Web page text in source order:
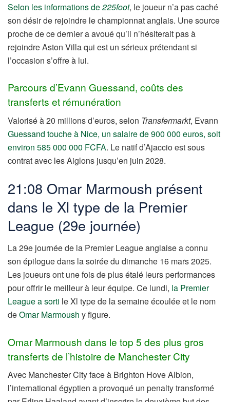
Selon les informations de225foot, le joueur n’a pas caché
son désir de rejoindre le championnat anglais. Une source
proche de ce dernier a avoué qu’il n’hésiterait pas à
rejoindre Aston Villa qui est un sérieux prétendant si
l’occasion s’offre à lui.
Parcours d’Evann Guessand, coûts des
transferts et rémunération
Valorisé à 20 millions d’euros, selon Transfermarkt, Evann
Guessand touche à Nice, un salaire de 900 000 euros, soit
environ 585 000 000 FCFA. Le natif d’Ajaccio est sous
contrat avec les Aiglons jusqu’en juin 2028.
21:08 Omar Marmoush présent
dans le Xl type de la Premier
League (29e journée)
La 29e journée de la Premier League anglaise a connu
son épilogue dans la soirée du dimanche 16 mars 2025.
Les joueurs ont une fois de plus étalé leurs performances
pour offrir le meilleur à leur équipe. Ce lundi, la Premier
League a sorti le Xl type de la semaine écoulée et le nom
deOmar Marmoush y figure.
Omar Marmoush dans le top 5 des plus gros
transferts de l’histoire de Manchester City
Avec Manchester City face à Brighton Hove Albion,
l’international égyptien a provoqué un penalty transformé